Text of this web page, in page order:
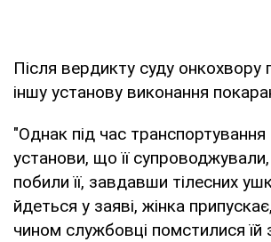
Після вердикту суду онкохвору
іншу установу виконання
"Однак під час транспортування
установи, що її
побили її, завдавши тілесних
йдеться у заяві, жінка
чином службовці помстилися їй